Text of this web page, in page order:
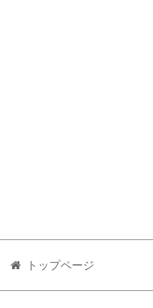
トップページ